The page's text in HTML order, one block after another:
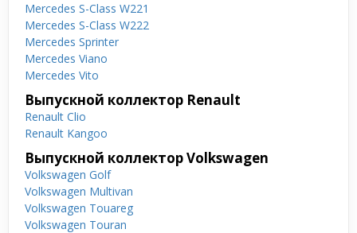
Mercedes S-Class W221
Mercedes S-Class W222
Mercedes Sprinter
Mercedes Viano
Mercedes Vito
Выпускной коллектор Renault
Renault Clio
Renault Kangoo
Выпускной коллектор Volkswagen
Volkswagen Golf
Volkswagen Multivan
Volkswagen Touareg
Volkswagen Touran